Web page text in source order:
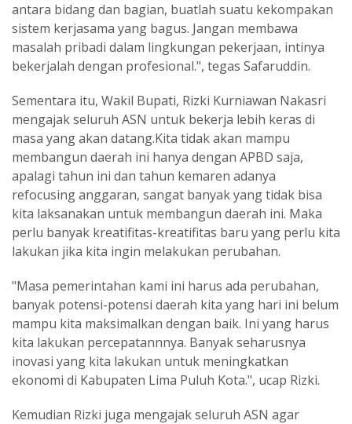
antara bidang dan bagian, buatlah suatu kekompakan
sistem kerjasama yang bagus. Jangan membawa
masalah pribadi dalam lingkungan pekerjaan, intinya
bekerjalah dengan profesional.", tegas Safaruddin.
Sementara itu, Wakil Bupati, Rizki Kurniawan Nakasri
mengajak seluruh ASN untuk bekerja lebih keras di
masa yang akan datang.Kita tidak akan mampu
membangun daerah ini hanya dengan APBD saja,
apalagi tahun ini dan tahun kemaren adanya
refocusing anggaran, sangat banyak yang tidak bisa
kita laksanakan untuk membangun daerah ini. Maka
perlu banyak kreatifitas-kreatifitas baru yang perlu kita
lakukan jika kita ingin melakukan perubahan.
"Masa pemerintahan kami ini harus ada perubahan,
banyak potensi-potensi daerah kita yang hari ini belum
mampu kita maksimalkan dengan baik. Ini yang harus
kita lakukan percepatannnya. Banyak seharusnya
inovasi yang kita lakukan untuk meningkatkan
ekonomi di Kabupaten Lima Puluh Kota.", ucap Rizki.
Kemudian Rizki juga mengajak seluruh ASN agar